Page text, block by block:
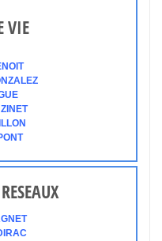
VIE